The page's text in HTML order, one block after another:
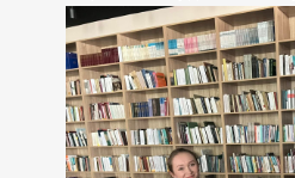
Всеукраїнському
мови